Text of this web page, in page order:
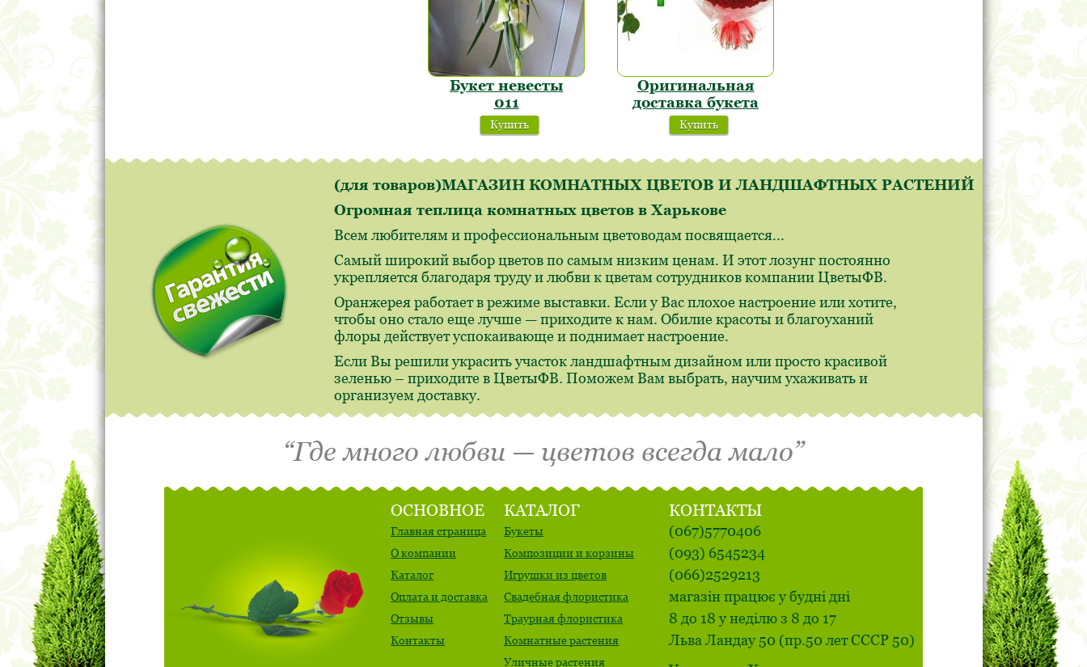
Букет невесты
011
Купить
Оригинальная
доставка букета
Купить
(для товаров)МАГАЗИН КОМНАТНЫХ ЦВЕТОВ И ЛАНДШАФТНЫХ РАСТЕНИЙ
Огромная теплица комнатных цветов в Харькове
Всем любителям и профессиональным цветоводам посвящается...
Самый широкий выбор цветов по самым низким ценам. И этот лозунг постоянно
укрепляется благодаря труду и любви к цветам сотрудников компании ЦветыФВ.
Оранжерея работает в режиме выставки. Если у Вас плохое настроение или хотите,
чтобы оно стало еще лучше — приходите к нам. Обилие красоты и благоуханий
флоры действует успокаивающе и поднимает настроение.
Если Вы решили украсить участок ландшафтным дизайном или просто красивой
зеленью – приходите в ЦветыФВ. Поможем Вам выбрать, научим ухаживать и
организуем доставку.
“Где много любви — цветов всегда мало”
ОСНОВНОЕ
Главная страница
О компании
Каталог
Оплата и доставка
Отзывы
Контакты
КАТАЛОГ
Букеты
Композиции и корзины
Игрушки из цветов
Свадебная флористика
Траурная флористика
Комнатные растения
Уличные растения
КОНТАКТЫ
(067)5770406
(093) 6545234
(066)2529213
магазін працює у будні дні
8 до 18 у неділю з 8 до 17
Льва Ландау 50 (пр.50 лет СССР 50)